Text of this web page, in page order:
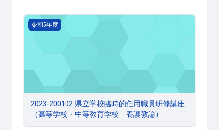
2023-200102 県立学校臨時的任用職員研修講座（高等
令和5年度
2023-200102 県立学校臨時的任用職員研修講座
（高等学校・中等教育学校 養護教諭）